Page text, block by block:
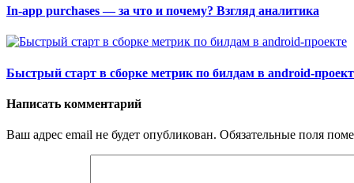
In-app purchases — за что и почему? Взгляд аналитика
Быстрый старт в сборке метрик по билдам в android-
Написать комментарий
Ваш адрес email не будет опубликован. Обязательные поля